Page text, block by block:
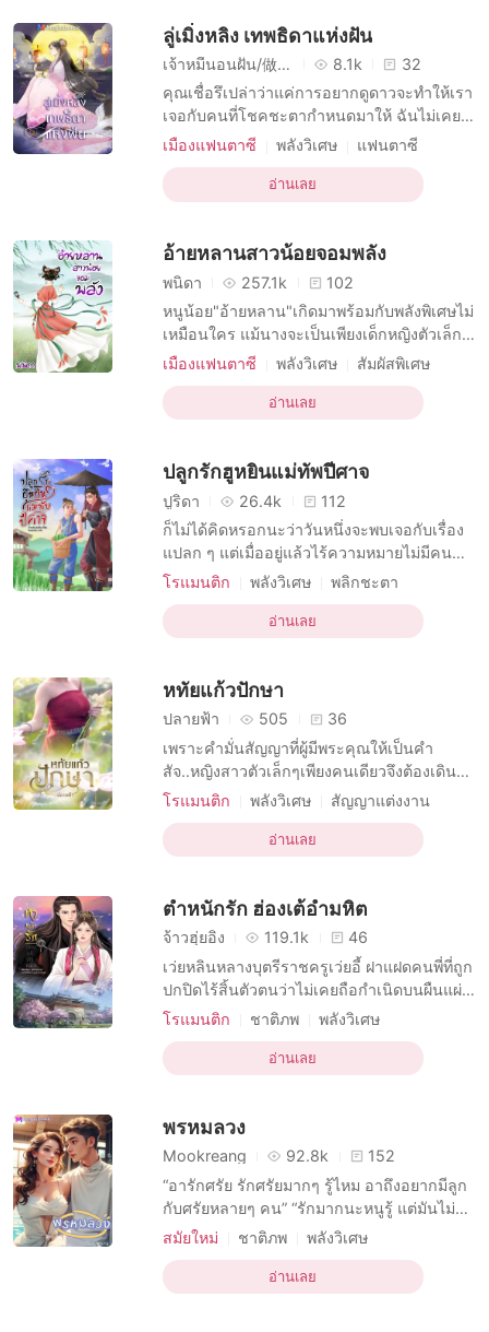
เขาได้พบกับ
ความปรารถนาอย่างบ้าคลั่ง
ลู่เมิ่งหลิง เทพธิดาแห่งฝัน
เจ้าหมีนอนฝัน/做梦的熊 8.1k
32
คุณเชื่อรึเปล่าว่าแค่การอยากดูดาวจะทำให้เรา
เจอกับคนที่โชคชะตากำหนดมาให้ ฉันไม่เคย
เชื่อเลยจนมาเจอกับตัวเอง เป็นเพราะดาวหรือ
กันในสถานที่และห้วงเวลาที่ต่างออกไป
เมืองแฟนตาซี พลังวิเศษ
แฟนตาซี
นิยายจีน
เทพบุตร
เทพสงคราม
การถ่ายโอนหน่วยความจำ
อ่านเลย
อ้ายหลานสาวน้อยจอมพลัง
พนิดา 257.1k
102
หนูน้อย"อ้ายหลาน"เกิดมาพร้อมกับพลังพิเศษไม่
เหมือนใคร แม้นางจะเป็นเพียงเด็กหญิงตัวเล็กๆ
แต่นางก็มีพลังมหาศาลสามารถยกกระสอบข้าว
ยกทุ่มได้อย่างง่ายดาย และจมูกนางไวต่อกลิ่น
ยิ่งนักแม้สิ่งนั้นจะอยู่ไกลเพียงใดโดยเฉพาะ
พิษและไม่ม
เมืองแฟนตาซี พลังวิเศษ
สัมผัสพิเศษ
บทบาทอัจฉริยะ
ผู้มีพลังวิเศษ
นิยายจีน
เด็กน่ารัก
การปกปิดตัวตน
อ่านเลย
ปลูกรักฮูหยินแม่ทัพปีศาจ
ปูริดา 26.4k
112
ก็ไม่ได้คิดหรอกนะว่าวันหนึ่งจะพบเจอกับเรื่อง
แปลก ๆ แต่เมื่ออยู่แล้วไร้ความหมายไม่มีคน
ที่รักและรักเรา เขาจึงเลือกที่จะแลกทั้งที่ไม่ได้
แต่ก็ตัดสินใจเลือกไปแล้ว... “อาซวงเป็นของข้า
ใช่หรือไม่” ก็มิค่อยเข้าใจสักเท่าไหร่และคิดว่า
โรแมนติก พลังวิเศษ
พลิกชะตา
โรแมนติก
นิยายจีน แม่ทัพ
กับดัก
รักแรก
จีนโบราณ
อ่านเลย
หทัยแก้วปักษา
ปลายฟ้า 505
36
เพราะคำมั่นสัญญาที่ผู้มีพระคุณให้เป็นคำ
สัจ..หญิงสาวตัวเล็กๆเพียงคนเดียวจึงต้องเดิน
ทางแรมเดือนเพื่อเข้าไปในป่าลึกและแล้วเธอ
แต่งงานที่ดินแดนลึกลับเพราะคำมั่นสัญญาที่ผู้มี
เจอ
โรแมนติก พลังวิเศษ
สัญญาแต่งงาน
บทบาทที่มีเสน่ห์ หญิง
บทบาทที่รอบคอบ ชาย
โรแมนติก
การมีเพศสัมพันธ์ครั้งแรก
ดราม่า
อ่านเลย
ตำหนักรัก ฮ่องเต้อำมหิต
จ้าวฮุ่ยอิง 119.1k
46
เว่ยหลินหลางบุตรีราชครูเว่ยอี้ ฝาแฝดคนพี่ที่ถูก
ปกปิดไร้สิ้นตัวตนว่าไม่เคยถือกำเนิดบนผืนแผ่น
ดิน ด้วยนางเกิดมาพร้อมดวงชะตาอันแข็งกล้า
ถูกส่งตัวไปพำนักอยู่ที่หอดวงดาวให้ผู้คุมกฎเลี้ยง
ดู และนางก้าวออกจากหอดวงดาวในรอบ 17 ปี
โรแมนติก ชาติภพ
พลังวิเศษ
บทบาทที่กล้าหาญ ชาย
บทบาทที่แข็งแกร่ง หญิง
ฝาแฝด
ย้อนยุค
อ่านเลย
พรหมลวง
Mookreang 92.8k
152
“อารักศรัย รักศรัยมากๆ รู้ไหม อาถึงอยากมีลูก
กับศรัยหลายๆ คน” “รักมากนะหนูรู้ แต่มันไม่
เกี่ยวกันเลยที่ต้องมีลูกหลายคน” “ก็จริงค่ะ ไม่ว่า
ต่อยายหนูของอาก็ไม่ได้ลดลงเลย แต่ที่อยากมี
ลูกหลายคนเพราะนึกถึงตัวเอง นึกถึงหนู การ
สมัยใหม่ ชาติภพ
พลังวิเศษ
บทบาทที่เป็นผู้ใหญ่ ชาย
บทบาทที่ดื้อรั้น หญิง
ความลึกลับ
อ่านเลย